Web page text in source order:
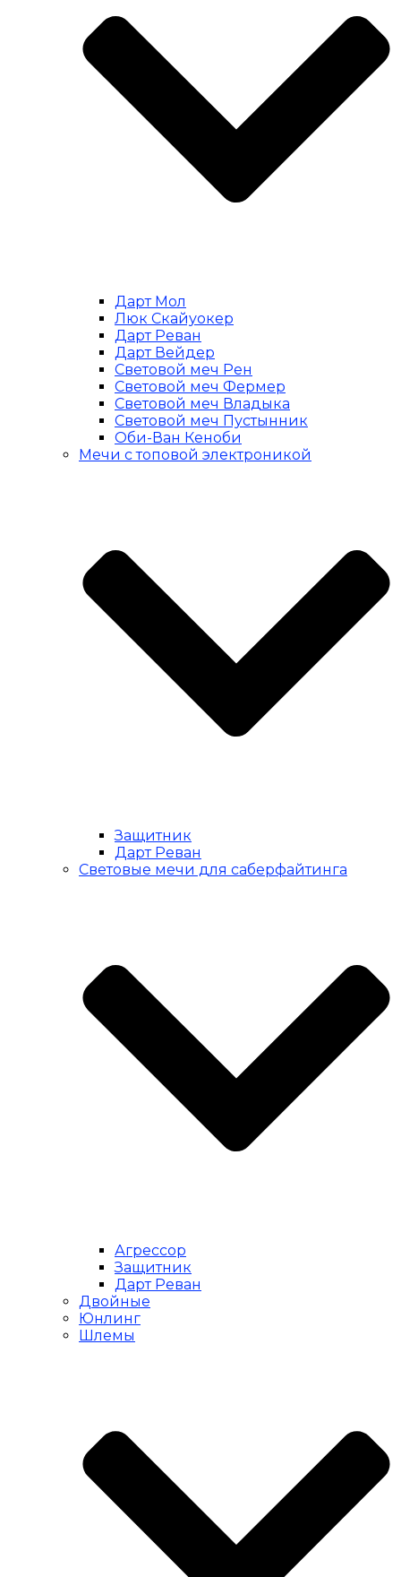
Дарт Мол
Люк Скайуокер
Дарт Реван
Дарт Вейдер
Световой меч Рен
Световой меч Фермер
Световой меч Владыка
Световой меч Пустынник
Оби-Ван Кеноби
Мечи с топовой электроникой
Защитник
Дарт Реван
Световые мечи для саберфайтинга
Агрессор
Защитник
Дарт Реван
Двойные
Юнлинг
Шлемы